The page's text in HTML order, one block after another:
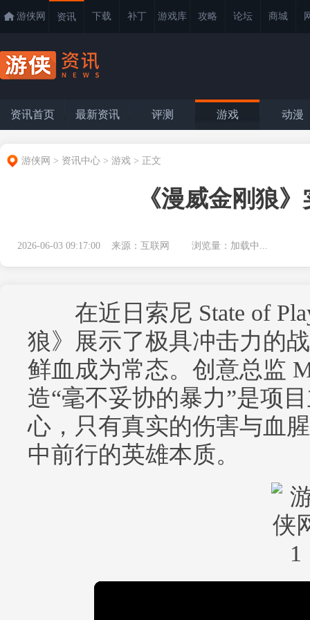
游侠网 资讯 下载 补丁 游戏库 攻略 论坛 商城
资讯首页 最新资讯 评测 游戏 动漫
游侠网 > 资讯中心 > 游戏 > 正文
《漫威金刚狼
2026-06-03 09:17:00 来源：互联网 浏览量： 加载中...
在近日索尼 State of
狼》展示了极具冲击力的
鲜血成为常态。创意总监
造“毫不妥协的暴力”是项
心，只有真实的伤害与血
中前行的英雄本质。